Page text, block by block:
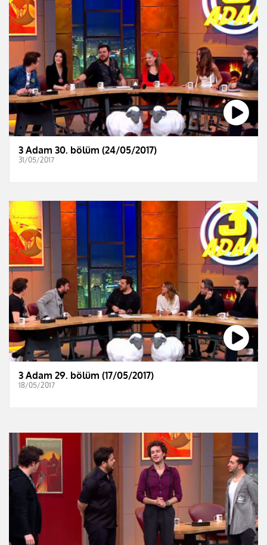
3 Adam 30. bölüm (24/05/2017)
31/05/2017
3 Adam 29. bölüm (17/05/2017)
18/05/2017